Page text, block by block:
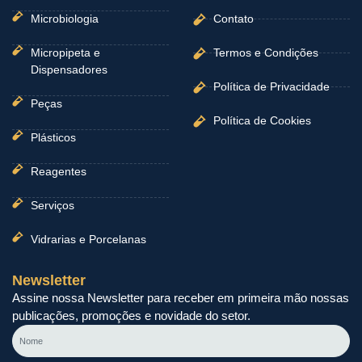
Microbiologia
Micropipeta e
Dispensadores
Peças
Plásticos
Reagentes
Serviços
Vidrarias e Porcelanas
Contato
Termos e Condições
Política de Privacidade
Política de Cookies
Newsletter
Assine nossa Newsletter para receber em primeira mão nossas
publicações, promoções e novidade do setor.
Nome